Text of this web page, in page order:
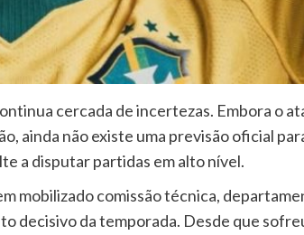
cercada de incertezas. Embora o
ainda não existe uma previsão oficial
a disputar partidas em alto nível.
mobilizado comissão técnica,
decisivo da temporada. Desde que